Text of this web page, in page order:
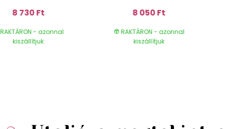
8 730 Ft
RAKTÁRON - azonnal
kiszállítjuk
8 050 Ft
RAKTÁRON - azonnal
kiszállítjuk